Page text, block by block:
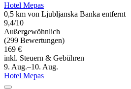
Hotel Mepas
0,5 km von Ljubljanska Banka entfernt
9,4/10
Außergewöhnlich
(299 Bewertungen)
169 €
inkl. Steuern & Gebühren
9. Aug.–10. Aug.
Hotel Mepas